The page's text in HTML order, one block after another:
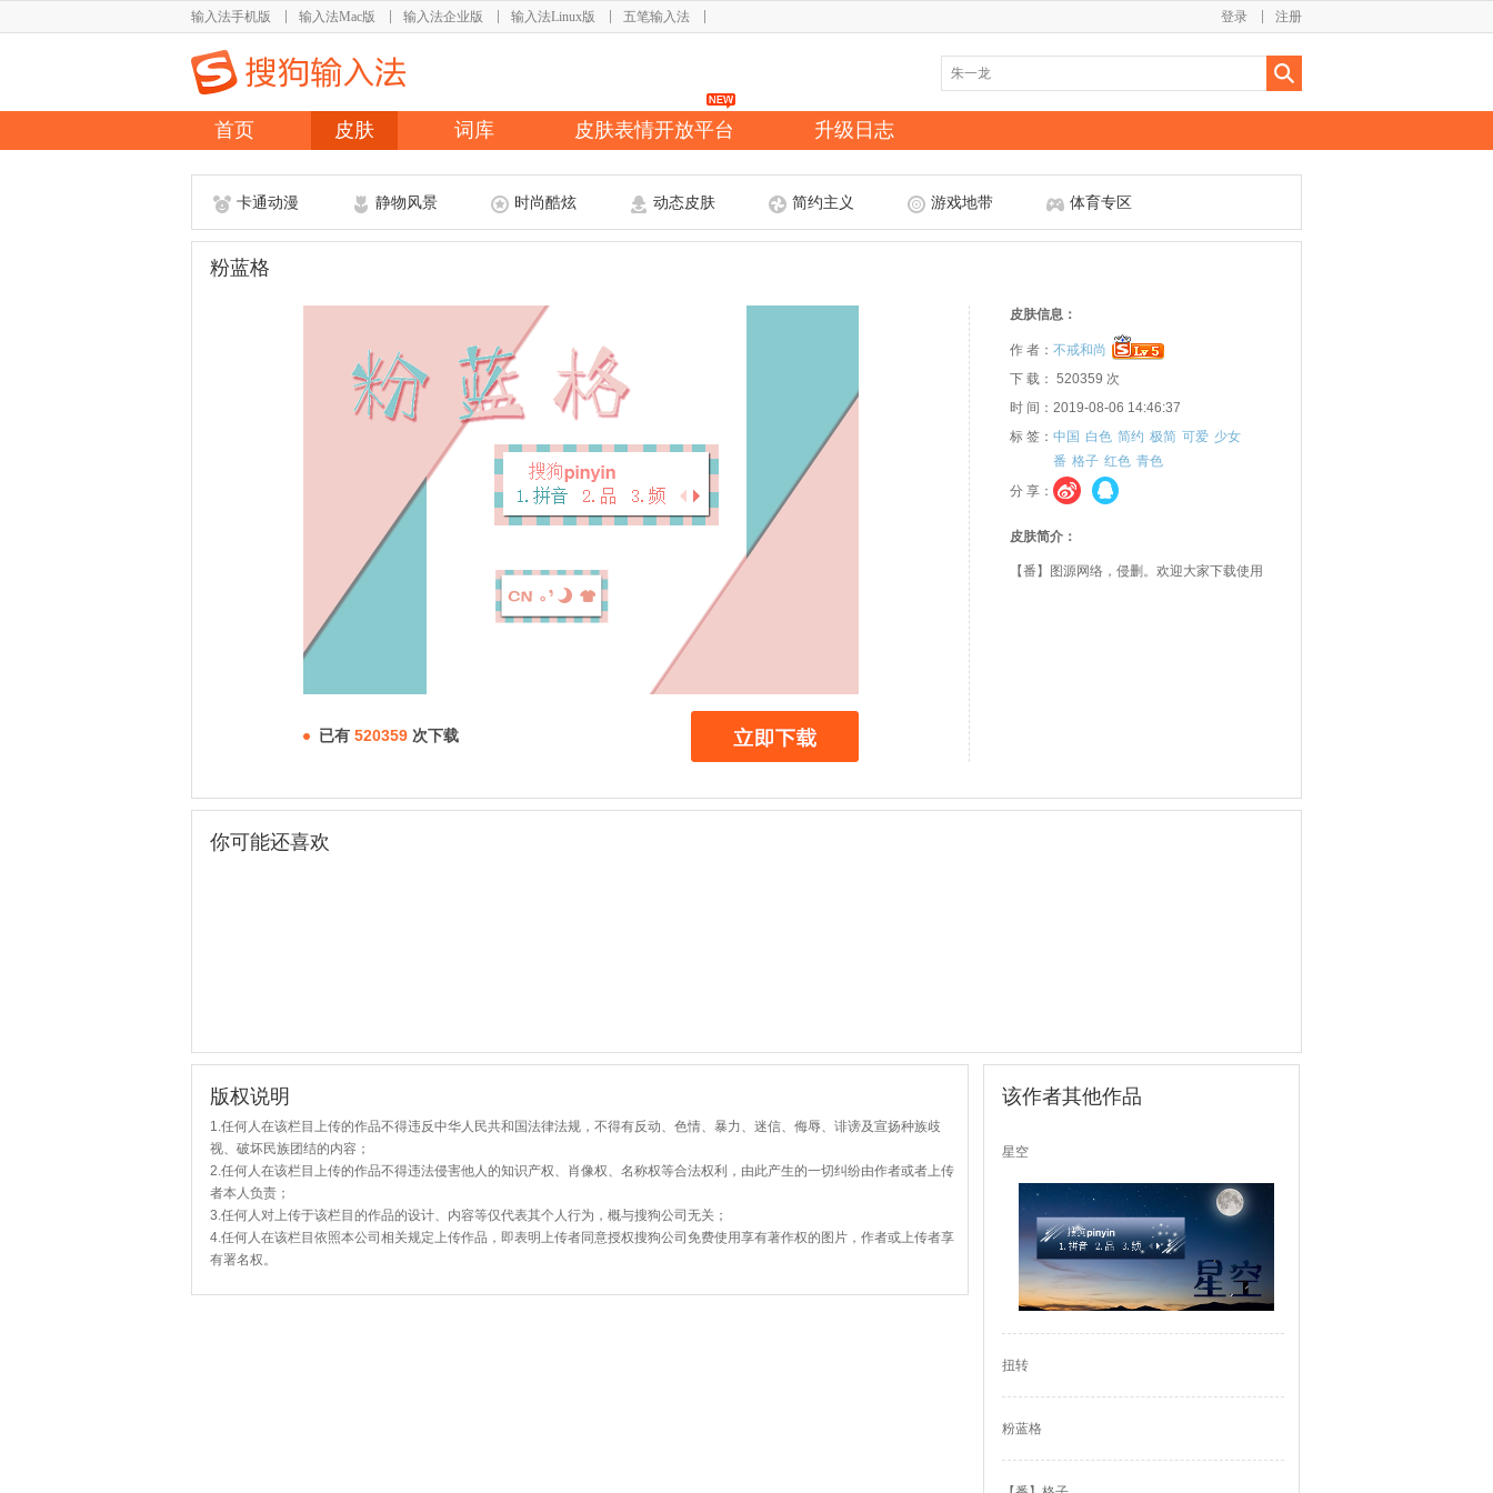
输入法手机版 输入法Mac版 输入法企业版 输入法Linux版 五笔输入法 注册
登录
首页 皮肤 词库 皮肤表情开放平台 升级日志
卡通动漫 静物风景 时尚酷炫 动态皮肤 简约主义 游戏地带 体育专区
粉蓝格
已有 520359 次下载
皮肤信息：
作 者： 不戒和尚
下 载： 520359 次
时 间：2019-08-06 14:46:37
标 签： 中国 白色 简约 极简 可爱 少女
番 格子 红色 青色
分 享：
皮肤简介：
【番】图源网络，侵删。欢迎大家下载使用
你可能还喜欢
版权说明
1.任何人在该栏目上传的作品不得违反中华人民共和国法律法规，不得有反动、色情、暴力、迷信、侮辱、诽谤及宣扬种族歧
视、破坏民族团结的内容；
2.任何人在该栏目上传的作品不得违法侵害他人的知识产权、肖像权、名称权等合法权利，由此产生的一切纠纷由作者或者上传
者本人负责；
3.任何人对上传于该栏目的作品的设计、内容等仅代表其个人行为，概与搜狗公司无关；
4.任何人在该栏目依照本公司相关规定上传作品，即表明上传者同意授权搜狗公司免费使用享有著作权的图片，作者或上传者享
有署名权。
该作者其他作品
星空
扭转
粉蓝格